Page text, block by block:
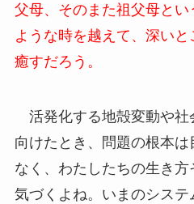
父母、そのまた祖父母と
ような時を越えて、深い
癒すだろう。
活発化する地殻変動や社
向けたとき、問題の根本
なく、わたしたちの生き
気づくよね。いまのシス